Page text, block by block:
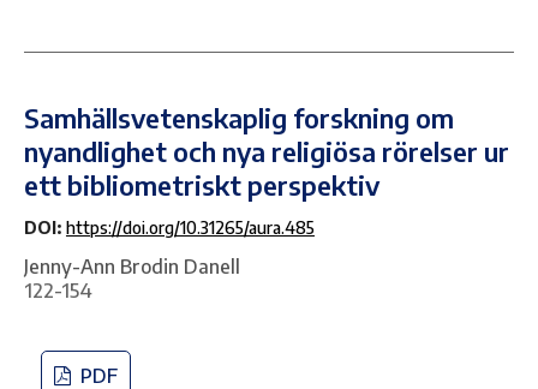
Samhällsvetenskaplig forskning om
nyandlighet och nya religiösa rörelser ur
ett bibliometriskt perspektiv
DOI: https://doi.org/10.31265/aura.485
Jenny-Ann Brodin Danell
122-154
PDF